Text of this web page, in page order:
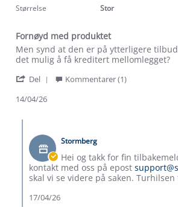
rating
Størrelse Stor
Fornøyd med produktet
Review
by
H.
14
2026
review
stating
med
Men synd at den er på ytterligere
det mulig å få kreditert mellomlegget?
Del
on
14
Apr
2026
Kommentarer (1)
14/04/26
Butikkeier
on
Review
by
H.
Stormberg
Hei og takk for fin
kontakt med oss på epost
skal vi se videre på saken.
17/04/26